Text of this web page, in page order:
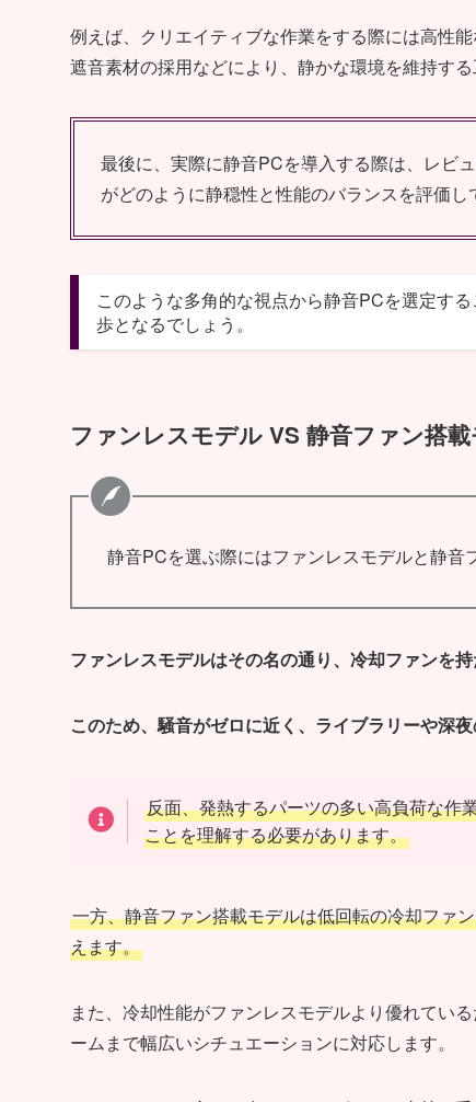
例えば、クリエイティブな作業をする際には高性
遮音素材の採用などにより、静かな環境を維持す
最後に、実際に静音PCを導入する際は、レビ
がどのように静穏性と性能のバランスを評価し
このような多角的な視点から静音PCを選定す
歩となるでしょう。
ファンレスモデル VS 静音ファン搭
静音PCを選ぶ際にはファンレスモデルと静音
ファンレスモデルはその名の通り、冷却ファンを
このため、騒音がゼロに近く、ライブラリーや深
反面、発熱するパーツの多い高負荷な作
ことを理解する必要があります。
一方、静音ファン搭載モデルは低回転の冷却ファ
えます。
また、冷却性能がファンレスモデルより優れてい
ームまで幅広いシチュエーションに対応します。